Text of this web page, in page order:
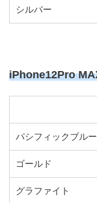
シルバー
iPhone12Pro
パシフィックブルー
ゴールド
グラファイト